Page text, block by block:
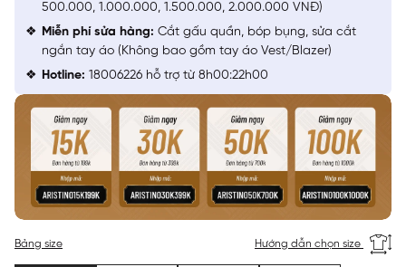
Bảng size Hướng dẫn chọn size
500.000, 1.000.000, 1.500.000, 2.000.000 VNĐ)
Miễn phí sửa hàng: Cắt gấu quần, bóp bụng, sửa cắt
ngắn tay áo (Không bao gồm tay áo Vest/Blazer)
Hotline: 18006226 hỗ trợ từ 8h00:22h00